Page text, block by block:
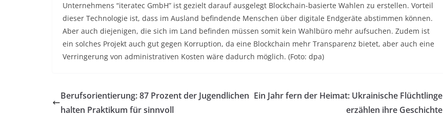
Unternehmens “iteratec GmbH” ist gezielt darauf ausgelegt Blockchain-basierte Wahlen zu erstellen. Vorteil
dieser Technologie ist, dass im Ausland befindende Menschen über digitale Endgeräte abstimmen können.
Aber auch diejenigen, die sich im Land befinden müssen somit kein Wahlbüro mehr aufsuchen. Zudem ist
ein solches Projekt auch gut gegen Korruption, da eine Blockchain mehr Transparenz bietet, aber auch eine
Verringerung von administrativen Kosten wäre dadurch möglich. (Foto: dpa)
Berufsorientierung: 87 Prozent der Jugendlichen
halten Praktikum für sinnvoll
Ein Jahr fern der Heimat: Ukrainische Flüchtlinge
erzählen ihre Geschichte